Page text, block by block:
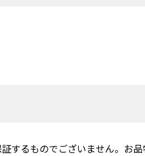
するものでございません。お